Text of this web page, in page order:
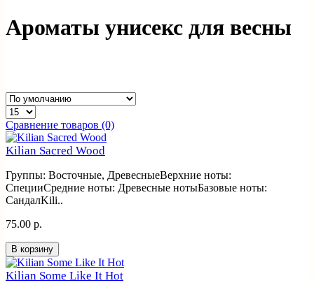
Ароматы унисекс для весны
Сравнение товаров (0)
Kilian Sacred Wood
Группы: Восточные, ДревесныеВерхние ноты:
СпецииСредние ноты: Древесные нотыБазовые ноты:
СандалKili..
75.00 р.
В корзину
Kilian Some Like It Hot